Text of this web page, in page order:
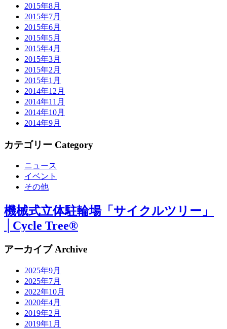
2015年8月
2015年7月
2015年6月
2015年5月
2015年4月
2015年3月
2015年2月
2015年1月
2014年12月
2014年11月
2014年10月
2014年9月
カテゴリー Category
ニュース
イベント
その他
機械式立体駐輪場「サイクルツリー」
│Cycle Tree®
アーカイブ Archive
2025年9月
2025年7月
2022年10月
2020年4月
2019年2月
2019年1月